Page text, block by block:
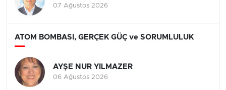
07 Ağustos 2026
ATOM BOMBASI, GERÇEK GÜÇ ve SORUMLULUK
AYŞE NUR YILMAZER
06 Ağustos 2026